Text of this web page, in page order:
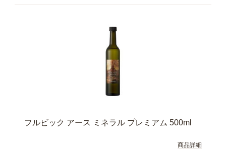
フルビック アース ミネラル プレミアム 500ml
商品詳細